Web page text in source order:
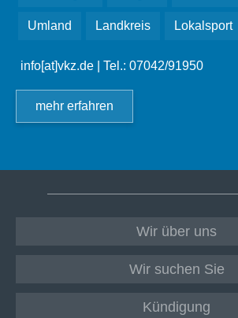
Umland Landkreis Lokalsport
info[at]vkz.de | Tel.: 07042/91950
mehr erfahren
Wir über uns
Wir suchen Sie
Kündigung